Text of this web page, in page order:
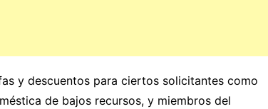
y descuentos para ciertos solicitantes como
de bajos recursos, y miembros del